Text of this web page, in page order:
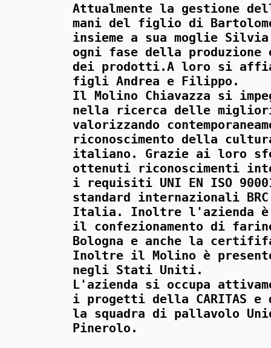
Attualmente la gestione
mani del figlio di
insieme a sua moglie
ogni fase della
dei prodotti.A loro si
figli Andrea e Filippo.
Il Molino Chiavazza si
nella ricerca delle
valorizzando
riconoscimento della
italiano. Grazie ai loro
ottenuti riconoscimenti
i requisiti UNI EN ISO
standard internazionali
Italia. Inoltre l'azienda
il confezionamento di
Bologna e anche la
Inoltre il Molino è
negli Stati Uniti.
L'azienda si occupa
i progetti della CARITAS e
la squadra di pallavolo
Pinerolo.